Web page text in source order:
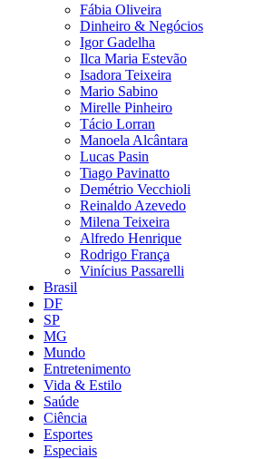
Fábia Oliveira
Dinheiro & Negócios
Igor Gadelha
Ilca Maria Estevão
Isadora Teixeira
Mario Sabino
Mirelle Pinheiro
Tácio Lorran
Manoela Alcântara
Lucas Pasin
Tiago Pavinatto
Demétrio Vecchioli
Reinaldo Azevedo
Milena Teixeira
Alfredo Henrique
Rodrigo França
Vinícius Passarelli
Brasil
DF
SP
MG
Mundo
Entretenimento
Vida & Estilo
Saúde
Ciência
Esportes
Especiais